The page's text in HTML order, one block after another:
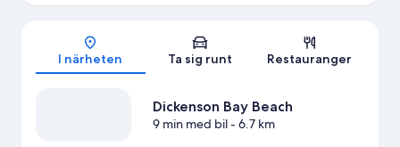
Karta
I närheten Ta sig runt Restauranger
Dickenson Bay Beach
9 min med bil- 6.7 km